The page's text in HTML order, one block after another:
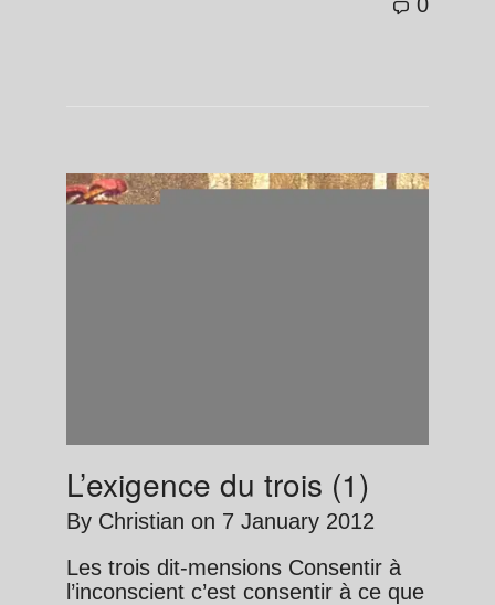
L’exigence du trois (1)
By Christian on 7 January 2012
Les trois dit-mensions Consentir à
l’inconscient c’est consentir à ce que